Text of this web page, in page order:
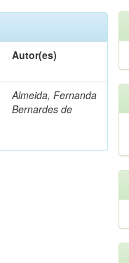
Autor(es)
Almeida, Fernanda
Bernardes de